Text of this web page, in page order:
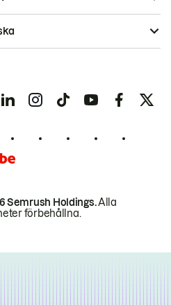
Semrush Holdings.Alla
förbehållna.